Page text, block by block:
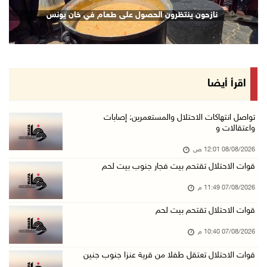
نادي الأسير: تجديد أمرَ منع زيارات الأسرى إجر ...
07/آب/2026 08:24 م
مستعمرون يهاجمون قرية أبو نجيم ويصيبون مواطني ...
مستعمرون يهاجمون مساكن المواطنين في خربة الحم ...
بعد تجديد منع زيارات المعتقلين: أبو الحمص يدع ...
الرئاسة ترحب بإطلاق السعودية التحالف البحري ا ...
07/آب/2026 06:17 م
(محدث) نابلس: إصابة مواطن واعتقاله إثر هجوم ل ...
07/آب/2026 06:04 م
الرئاسة ترحب باتفاقية مكة للدفاع المشترك بين ...
نازحون ينتظرون الحصول على طعام في خان يونس
اقرأ أيضا
تواصل انتهاكات الاحتلال والمستعمرين: إصابات
واعتقالات و
08/08/2026 12:01 ص
قوات الاحتلال تقتحم بيت فجار جنوب بيت لحم
07/08/2026 11:49 م
قوات الاحتلال تقتحم بيت لحم
07/08/2026 10:40 م
قوات الاحتلال تعتقل طفلا من قرية عنزا جنوب جنين